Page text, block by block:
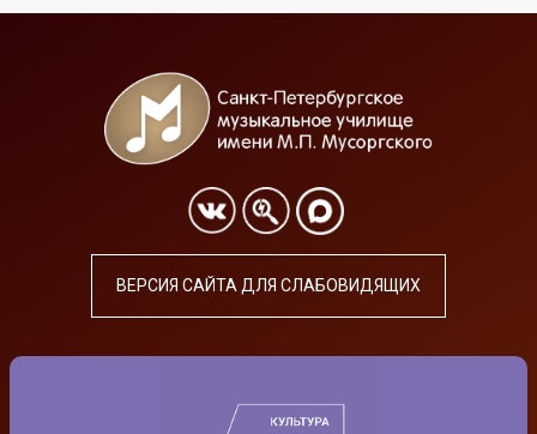
ВЕРСИЯ САЙТА ДЛЯ СЛАБОВИДЯЩИХ